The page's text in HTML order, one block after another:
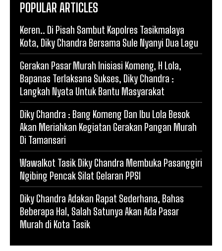
POPULAR ARTICLES
Keren.. Di Pisah Sambut Kapolres Tasikmalaya
Kota, Diky Chandra Bersama Sule Nyanyi Dua Lagu
Gerakan Pasar Murah Inisiasi Komeng, H Lola,
Bapanas Terlaksana Sukses, Diky Chandra :
Langkah Nyata Untuk Bantu Masyarakat
Diky Chandra : Bang Komeng Dan Ibu Lola Besok
Akan Meriahkan Kegiatan Gerakan Pangan Murah
Di Tamansari
Wawalkot Tasik Diky Chandra Membuka Pasanggiri
Ngibing Pencak Silat Gelaran PPSI
Diky Chandra Adakan Rapat Sederhana, Bahas
Beberapa Hal, Salah Satunya Akan Ada Pasar
Murah di Kota Tasik